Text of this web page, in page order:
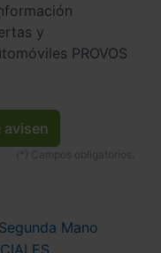
y
PROVOS
avisen
Mano